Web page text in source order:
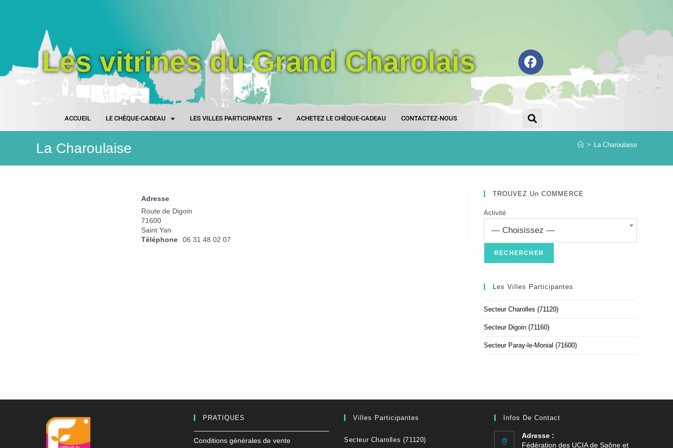
Les vitrines du Grand Charolais
ACCUEIL LE CHÈQUE-CADEAU LES VILLES PARTICIPANTES ACHETEZ LE CHÈQUE-CADEAU CONTACTEZ-NOUS
La Charoulaise > La Charoulaise
Adresse
Route de Digoin
71600
Saint Yan
Téléphone
06 31 48 02 07
TROUVEZ Un COMMERCE
Activité
— Choisissez —
Les Villes Participantes
Secteur Charolles (71120)
Secteur Digoin (71160)
Secteur Paray-le-Monial (71600)
PRATIQUES
Conditions générales de vente
Villes Participantes
Secteur Charolles (71120)
Infos De Contact
Adresse :
Fédération des UCIA de Saône et